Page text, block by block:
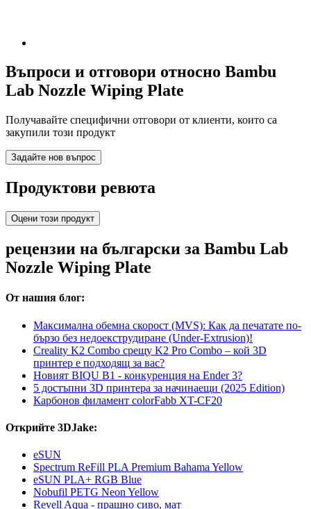
Въпроси и отговори относно Bambu
Lab Nozzle Wiping Plate
Получавайте специфични отговори от клиенти, които са
закупили този продукт
Задайте нов въпрос
Продуктови ревюта
Оцени този продукт
рецензии на български за Bambu Lab
Nozzle Wiping Plate
От нашия блог:
Максимална обемна скорост (MVS): Как да печатате по-
бързо без недоекструдиране (Under-Extrusion)!
Creality K2 Combo срещу K2 Pro Combo – кой 3D
принтер е подходящ за вас?
Новият BIQU B1 - конкуренция на Ender 3?
5 достъпни 3D принтера за начинаещи (2025 Edition)
Карбонов филамент colorFabb XT-CF20
Открийте 3DJake:
eSUN
Spectrum ReFill PLA Premium Bahama Yellow
eSUN PLA+ RGB Blue
Nobufil PETG Neon Yellow
Revell Aqua - прашно сиво, мат